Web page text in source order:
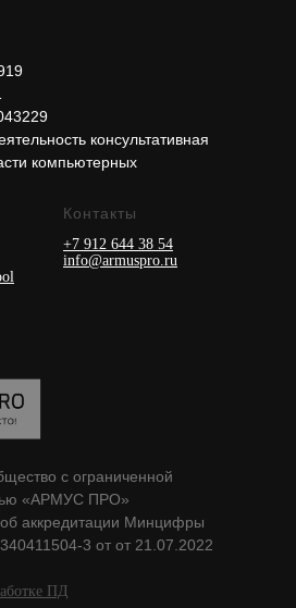
+7 912 644 38 54
info@armuspro.ru
консультативная
компьютерных
Контакты
с ограниченной
«АРМУС ПРО»
об аккредитации Минцифры
3 от от 21.07.2022
ПД